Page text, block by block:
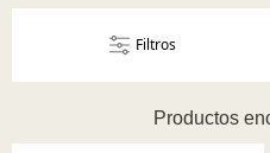
Productos
Filtros